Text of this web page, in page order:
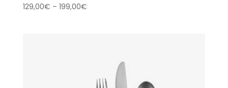
129,00€ – 199,00€